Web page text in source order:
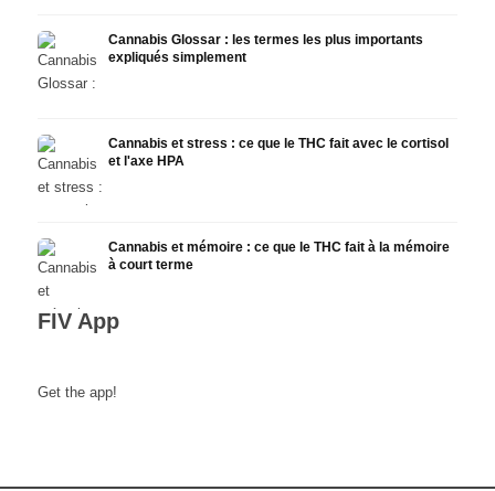
Cannabis Glossar : les termes les plus importants
expliqués simplement
Cannabis et stress : ce que le THC fait avec le cortisol
et l'axe HPA
Cannabis et mémoire : ce que le THC fait à la mémoire
à court terme
FIV App
Get the app!